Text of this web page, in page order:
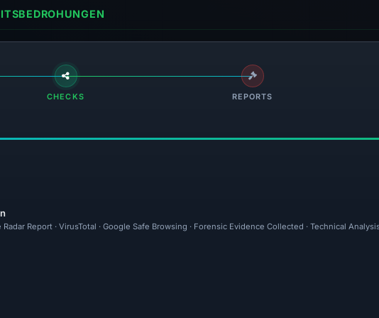
CHECKS REPORTS
Radar Report · VirusTotal · Google Safe Browsing · Forensic Evidence Collected · Technical